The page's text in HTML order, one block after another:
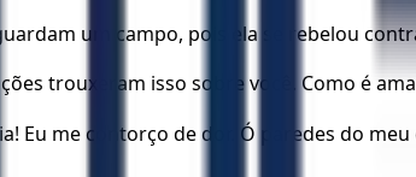
um campo, pois ela se rebelou
trouxeram isso sobre você. Como é
Eu me contorço de dor. Ó paredes do